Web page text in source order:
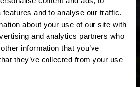
features and to analyse our traffic.
about your use of our site with
and analytics partners who
information that you’ve
they’ve collected from your use